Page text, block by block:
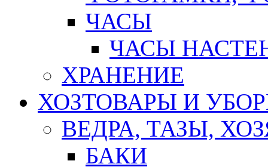
ЧАСЫ
ЧАСЫ
ХРАНЕНИЕ
ХОЗТОВАРЫ И
ВЕДРА, ТАЗЫ,
БАКИ